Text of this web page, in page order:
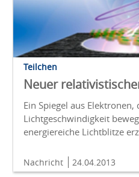
Teilchen
Neuer
Ein Spiegel aus
Lichtgeschwindigkeit
energiereiche Lichtblitze
Nachricht 24.04.2013